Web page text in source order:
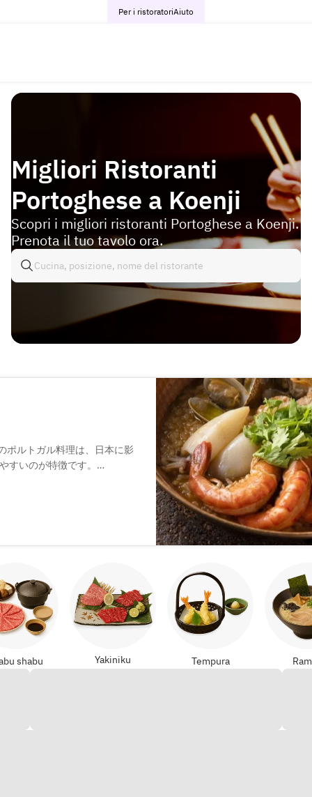
Per i ristoratoriAiuto
Migliori Ristoranti
Portoghese a Koenji
Scopri i migliori ristoranti Portoghese a Koenji.
Prenota il tuo tavolo ora.
ポルトガル料理は、日本に影
すいのが特徴です。
shabu Yakiniku Tempura